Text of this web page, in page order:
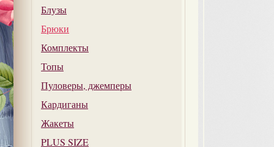
Блузы
Брюки
Комплекты
Топы
Пуловеры, джемперы
Кардиганы
Жакеты
PLUS SIZE